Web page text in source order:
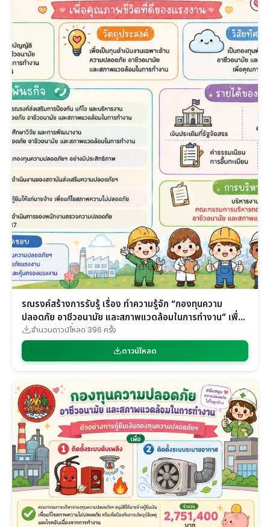
รณรงค์สร้างการรับรู้ เรื่อง ทำความรู้จัก “กองทุนความ
ปลอดภัย อาชีวอนามัย และสภาพแวดล้อมในการทำงาน” เพื่อ
คุณภาพชีวิตที่ดีของแรงงาน
จำนวนดาวน์โหลด 396 ครั้ง
ดาวน์โหลด